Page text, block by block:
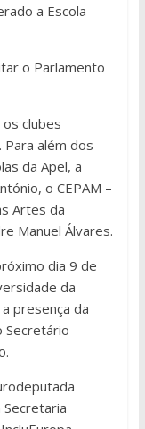
a Escola
o Parlamento
clubes
além dos
da Apel, a
o CEPAM –
Artes da
Manuel Álvares.
dia 9 de
da
presença da
Secretário
Secretaria